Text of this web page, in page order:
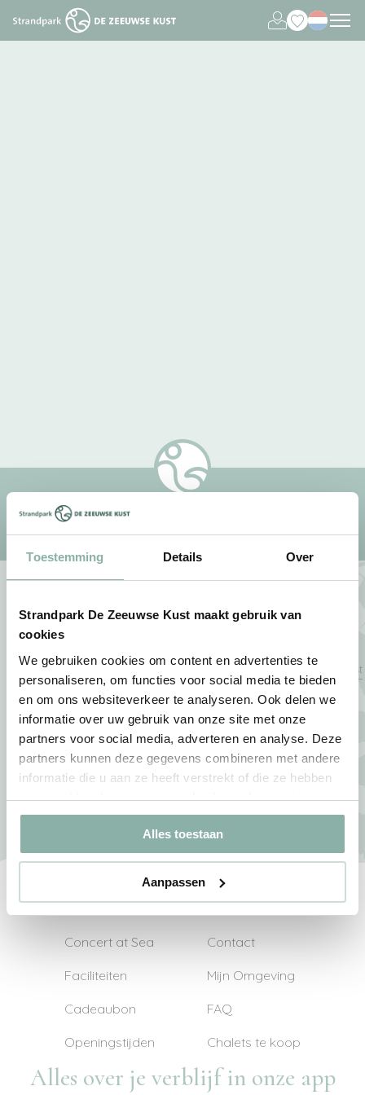
Toestemming Details Over
Strandpark De Zeeuwse Kust maakt gebruik van
cookies
We gebruiken cookies om content en advertenties te
personaliseren, om functies voor social media te bieden
en om ons websiteverkeer te analyseren. Ook delen we
informatie over uw gebruik van onze site met onze
partners voor social media, adverteren en analyse. Deze
partners kunnen deze gegevens combineren met andere
informatie die u aan ze heeft verstrekt of die ze hebben
verzameld op basis van uw gebruik van hun services.
Alles toestaan
Aanpassen
English
Wil je ons iets vragen?
Strandpark De Zeeuwse Kust
Helleweg 8 | 4326 LJ Renesse |
Nederland
info@dezeeuwsekust.eu
+31111-468282
Concert at Sea
Faciliteiten
Cadeaubon
Openingstijden
Contact
Mijn Omgeving
FAQ
Chalets te koop
Alles over je verblijf in onze app